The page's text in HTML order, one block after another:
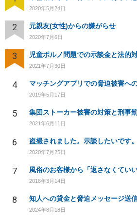
2020年5月24日
2 元親友(女性)からの嫌がらせ
2020年7月6日
3 児童ポルノ問題での示談金と法的
2021年7月30日
4 マッチングアプリでの脅迫被害へ
2019年5月17日
5 集団ストーカー被害の対策と刑事
2021年6月11日
6 盗撮されました。示談したいです。
2020年7月25日
7
2018年3月14日
8 知人への貸金と脅迫メッセージ送
2024年8月18日